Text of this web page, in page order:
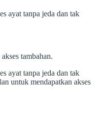
ayat tanpa jeda dan tak
tambahan.
ayat tanpa jeda dan tak
untuk mendapatkan akses